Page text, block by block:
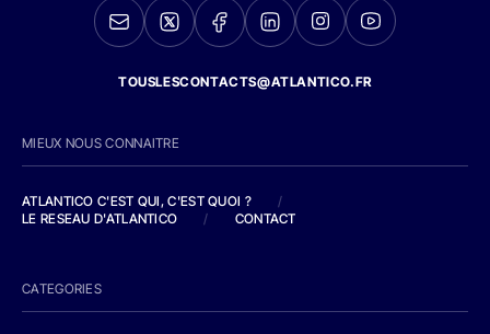
TOUSLESCONTACTS@ATLANTICO.FR
MIEUX NOUS CONNAITRE
ATLANTICO C'EST QUI, C'EST QUOI ?
/
LE RESEAU D'ATLANTICO
/ CONTACT
CATEGORIES